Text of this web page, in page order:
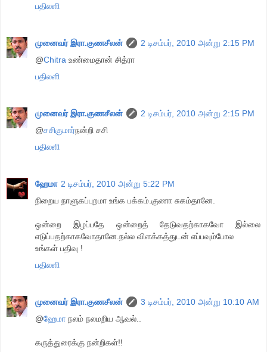
பதிலளி
முனைவர் இரா.குணசீலன்
2 டிசம்பர், 2010 அன்று 2:15 PM
@Chitra உண்மைதான் சித்ரா
பதிலளி
முனைவர் இரா.குணசீலன்
2 டிசம்பர், 2010 அன்று 2:15 PM
@சசிகுமார்நன்றி சசி
பதிலளி
ஹேமா 2 டிசம்பர், 2010 அன்று 5:22 PM
நிறைய நாளுகப்புறமா உங்க பக்கம்.குணா சுகம்தானே.
ஒன்றை இழப்பதே ஒன்றைத் தேடுவதற்காகவோ இல்லை
எடுப்பதற்காகவோதானே.நல்ல விளக்கத்துடன் எப்பவும்போல
உங்கள் பதிவு !
பதிலளி
முனைவர் இரா.குணசீலன்
3 டிசம்பர், 2010 அன்று 10:10 AM
@ஹேமா நலம் நலமறிய ஆவல்..
கருத்துரைக்கு நன்றிகள்!!